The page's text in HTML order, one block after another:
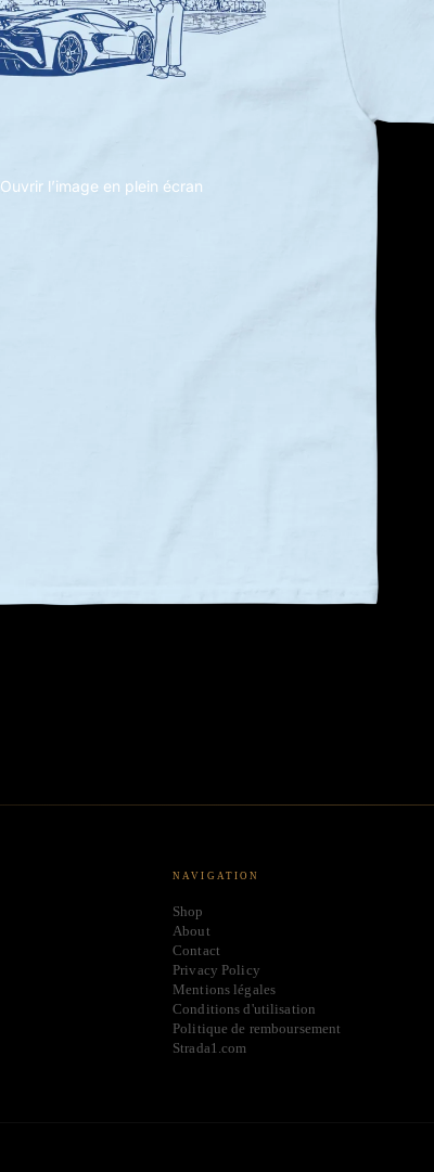
Ouvrir l’image en plein écran
NAVIGATION
Shop
About
Contact
Privacy Policy
Mentions légales
Conditions d'utilisation
Politique de remboursement
Strada1.com